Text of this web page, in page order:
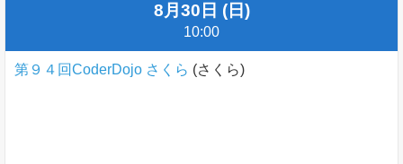
8月30日 (日)
10:00
第９４回CoderDojo さくら (さくら)